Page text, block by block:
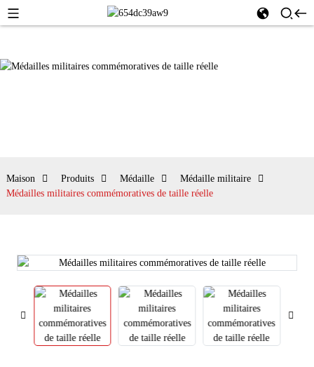
Maison Produits Médaille
Médaille militaire
Médailles militaires commémoratives de taille réelle